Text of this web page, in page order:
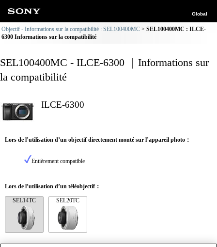
Global
Objectif - Informations sur la compatibilité : SEL100400MC
SEL100400MC : ILCE-
6300 Informations sur la compatibilité
SEL100400MC - ILCE-6300 ｜Informations sur
la compatibilité
ILCE-6300
Lors de l’utilisation d’un objectif directement monté sur l’appareil photo：
Entièrement compatible
Lors de l’utilisation d’un téléobjectif：
SEL14TC SEL20TC